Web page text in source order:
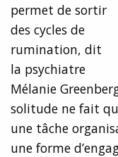
permet de sortir
des cycles de
rumination, dit
la psychiatre
Mélanie
solitude ne fait
une tâche
une forme